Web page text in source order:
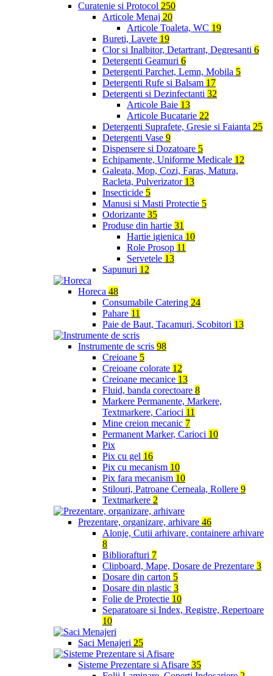
Curatenie si Protocol 250
Articole Menaj 20
Articole Toaleta, WC 19
Bureti, Lavete 19
Clor si Inalbitor, Detartrant, Degresanti 6
Detergenti Geamuri 6
Detergenti Parchet, Lemn, Mobila 5
Detergenti Rufe si Balsam 17
Detergenti si Dezinfectanti 32
Articole Baie 13
Articole Bucatarie 22
Detergenti Suprafete, Gresie si Faianta 25
Detergenti Vase 9
Dispensere si Dozatoare 5
Echipamente, Uniforme Medicale 12
Galeata, Mop, Cozi, Faras, Matura,
Racleta, Pulverizator 13
Insecticide 5
Manusi si Masti Protectie 5
Odorizante 35
Produse din hartie 31
Hartie igienica 10
Role Prosop 11
Servetele 13
Sapunuri 12
Horeca 48
Consumabile Catering 24
Pahare 11
Paie de Baut, Tacamuri, Scobitori 13
Instrumente de scris 98
Creioane 5
Creioane colorate 12
Creioane mecanice 13
Fluid, banda corectoare 8
Markere Permanente, Markere,
Textmarkere, Carioci 11
Mine creion mecanic 7
Permanent Marker, Carioci 10
Pix
Pix cu gel 16
Pix cu mecanism 10
Pix fara mecanism 10
Stilouri, Patroane Cerneala, Rollere 9
Textmarkere 2
Prezentare, organizare, arhivare 46
Alonje, Cutii arhivare, containere arhivare
8
Bibliorafturi 7
Clipboard, Mape, Dosare de Prezentare 3
Dosare din carton 5
Dosare din plastic 3
Folie de Protectie 10
Separatoare si Index, Registre, Repertoare
10
Saci Menajeri 25
Sisteme Prezentare si Afisare 35